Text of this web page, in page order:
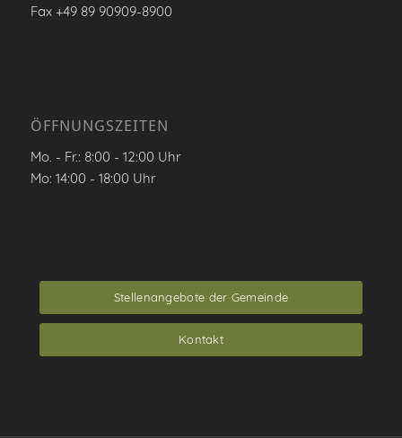
Fax +49 89 90909-8900
ÖFFNUNGSZEITEN
Mo. - Fr.: 8:00 - 12:00 Uhr
Mo: 14:00 - 18:00 Uhr
Stellenangebote der Gemeinde
Kontakt